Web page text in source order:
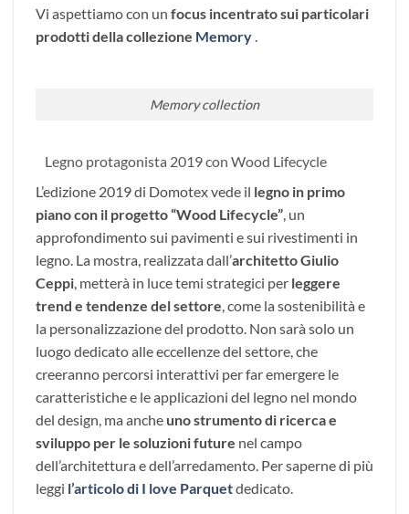
Vi aspettiamo con un focus incentrato sui particolari
prodotti della collezione Memory
Memory collection
Legno protagonista 2019 con Wood Lifecycle
L’edizione 2019 di Domotex vede il legno in primo
piano con il progetto “Wood Lifecycle”, un
approfondimento sui pavimenti e sui rivestimenti in
legno. La mostra, realizzata dall’architetto Giulio
Ceppi, metterà in luce temi strategici per leggere
trend e tendenze del settore, come la sostenibilità e
la personalizzazione del prodotto. Non sarà solo un
luogo dedicato alle eccellenze del settore, che
creeranno percorsi interattivi per far emergere le
caratteristiche e le applicazioni del legno nel mondo
del design, ma anche uno strumento di ricerca e
sviluppo per le soluzioni future nel campo
dell’architettura e dell’arredamento. Per saperne di più
leggi l’articolo di I love Parquetdedicato.